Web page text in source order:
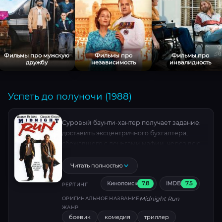
Рецензии с
Фильмы про мужскую
дружбу
Фильмы про
независимость
Фильмы про
инвалидность
Успеть до полуночи (1988)
Суровый баунти-хантер получает задание:
доставить эксцентричного бухгалтера,
За парочкой, вынужденной стать
невольными союзниками, начинается
бешеная охота: преследуют и кровожадные
гангстеры, и коррумпированные агенты
ФБР, и другие наемники. Их гонка
превращается в череду нелепых авантюр,
Читать полностью
РЕЙТИНГ Кинопоиск 7.8 IMDB 7.5
ОРИГИНАЛЬНОЕ НАЗВАНИЕMidnight Run
ЖАНР
боевик комедия триллер